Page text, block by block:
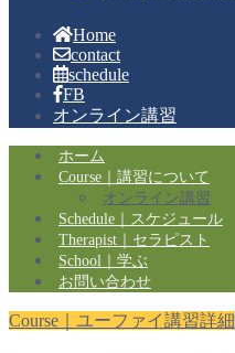
Home
contact
schedule
FB
オンライン講習
ホーム
Course｜講習について
オンライン講習
Schedule｜スケジュール
Therapist｜セラピスト
School｜学ぶ
お問い合わせ
Course｜ユーファイ講習詳細